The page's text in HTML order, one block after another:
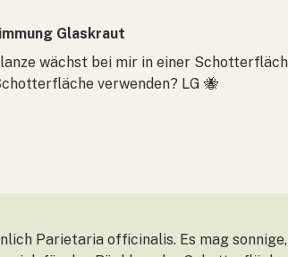
Glaskraut
wächst bei mir in einer
verwenden? LG 🐝
Parietaria officinalis. Es mag